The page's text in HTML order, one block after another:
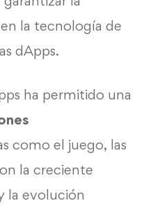
la tecnología de
dApps.
ha permitido una
como el juego, las
la creciente
la evolución